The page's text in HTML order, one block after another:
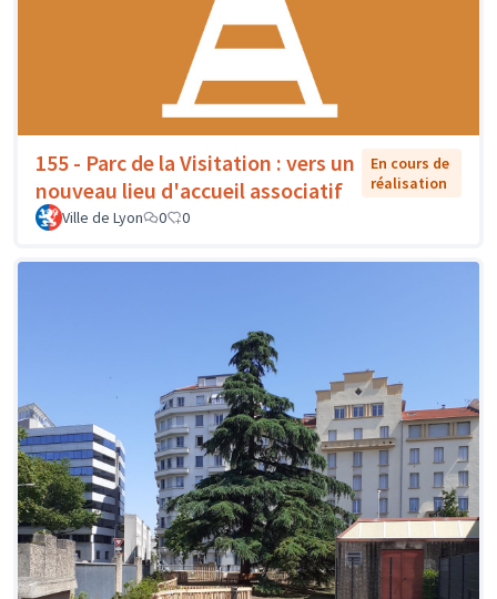
155 - Parc de la Visitation : vers un
nouveau lieu d'accueil associatif
En cours de
réalisation
Ville de Lyon
0 0